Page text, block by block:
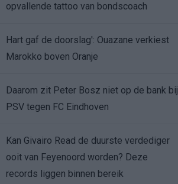
opvallende tattoo van bondscoach
Hart gaf de doorslag': Ouazane verkiest
Marokko boven Oranje
Daarom zit Peter Bosz niet op de bank bij
PSV tegen FC Eindhoven
Kan Givairo Read de duurste verdediger
ooit van Feyenoord worden? Deze
records liggen binnen bereik